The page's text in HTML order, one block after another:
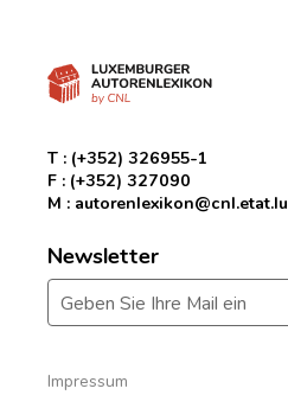
T : (+352) 326955-1
F : (+352) 327090
M : autorenlexikon@cnl.etat.lu
Newsletter
Impressum